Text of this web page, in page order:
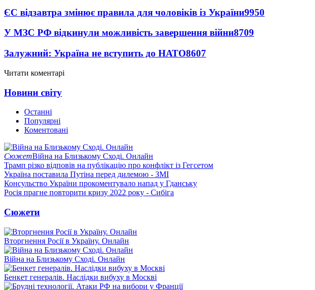
ЄС відзавтра змінює правила для чоловіків із України9950
У МЗС РФ відкинули можливість завершення війни8709
Залужний: Україна не вступить до НАТО8607
Читати коментарі
Новини світу
Останні
Популярні
Коментовані
СюжетВійна на Близькому Сході. Онлайн
Трамп різко відповів на публікацію про конфлікт із Гегсетом
Україна поставила Путіна перед дилемою - ЗМІ
Консульство України прокоментувало напад у Гданську
Росія прагне повторити кризу 2022 року - Сибіга
Сюжети
Вторгнення Росії в Україну. Онлайн
Війна на Близькому Сході. Онлайн
Бенкет генералів. Наслідки вибуху в Москві